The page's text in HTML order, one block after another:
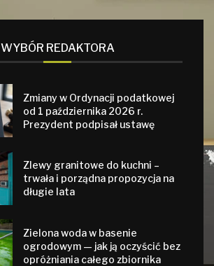
WYBÓR REDAKTORA
Zmiany w Ordynacji podatkowej
od 1 października 2026 r.
Prezydent podpisał ustawę
Zlewy granitowe do kuchni –
trwała i porządna propozycja na
długie lata
Zielona woda w basenie
ogrodowym — jak ją oczyścić bez
opróżniania całego zbiornika